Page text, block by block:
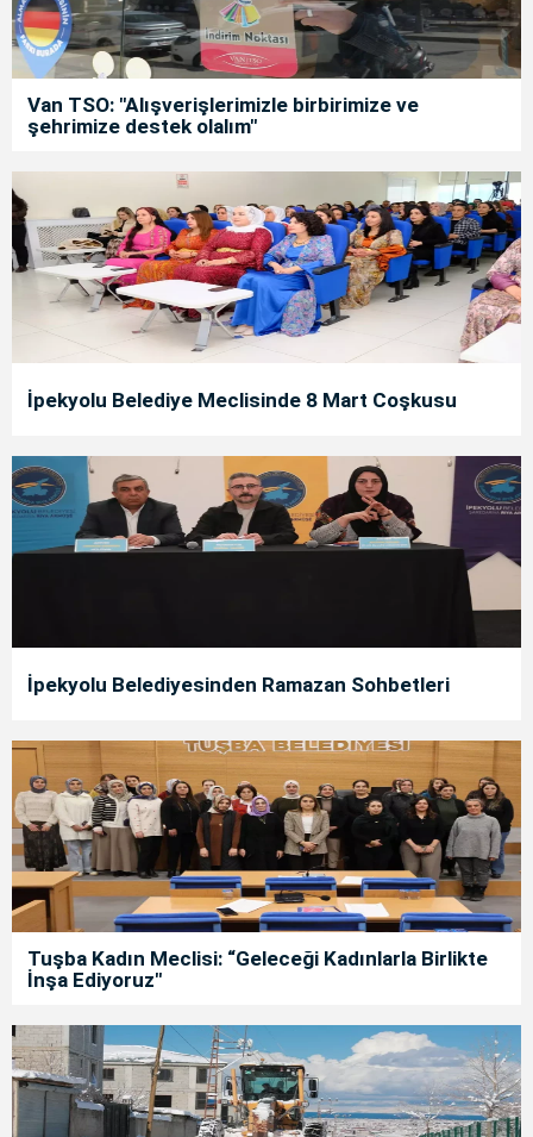
Van TSO: "Alışverişlerimizle birbirimize ve
şehrimize destek olalım"
İpekyolu Belediye Meclisinde 8 Mart Coşkusu
İpekyolu Belediyesinden Ramazan Sohbetleri
Tuşba Kadın Meclisi: “Geleceği Kadınlarla Birlikte
İnşa Ediyoruz"